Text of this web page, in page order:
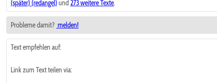
(später) (redangel) und 273 weitere Texte.
Probleme damit? melden!
Text empfehlen auf:
Link zum Text teilen via: